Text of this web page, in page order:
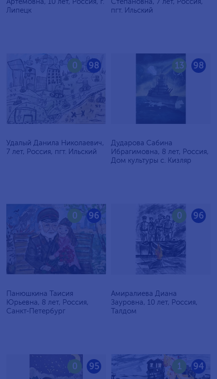
Липецк
пгт. Ильский
98
0
Удалый Данила Николаевич,
7 лет, Россия, пгт. Ильский
98
13
Дударова Сабина
Ибрагимовна, 8 лет, Россия,
Дом культуры с. Кизляр
96
0
Панюшкина Таисия
Юрьевна, 8 лет, Россия,
Санкт-Петербург
96
0
Амиралиева Диана
Зауровна, 10 лет, Россия,
Талдом
95
0 94
1